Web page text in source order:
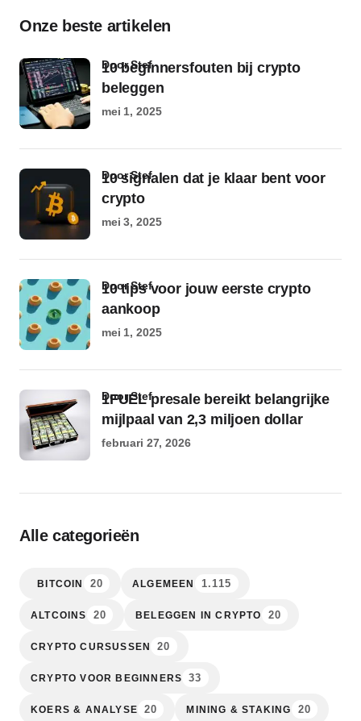
Onze beste artikelen
10 beginnersfouten bij crypto
beleggen
door Stef
mei 1, 2025
10 signalen dat je klaar bent voor
crypto
door Stef
mei 3, 2025
10 tips voor jouw eerste crypto
aankoop
door Stef
mei 1, 2025
1FUEL presale bereikt belangrijke
mijlpaal van 2,3 miljoen dollar
door Stef
februari 27, 2026
Alle categorieën
BITCOIN 20 ALGEMEEN 1.115
ALTCOINS 20 BELEGGEN IN CRYPTO 20
CRYPTO CURSUSSEN 20
CRYPTO VOOR BEGINNERS 33
KOERS & ANALYSE 20 MINING & STAKING 20